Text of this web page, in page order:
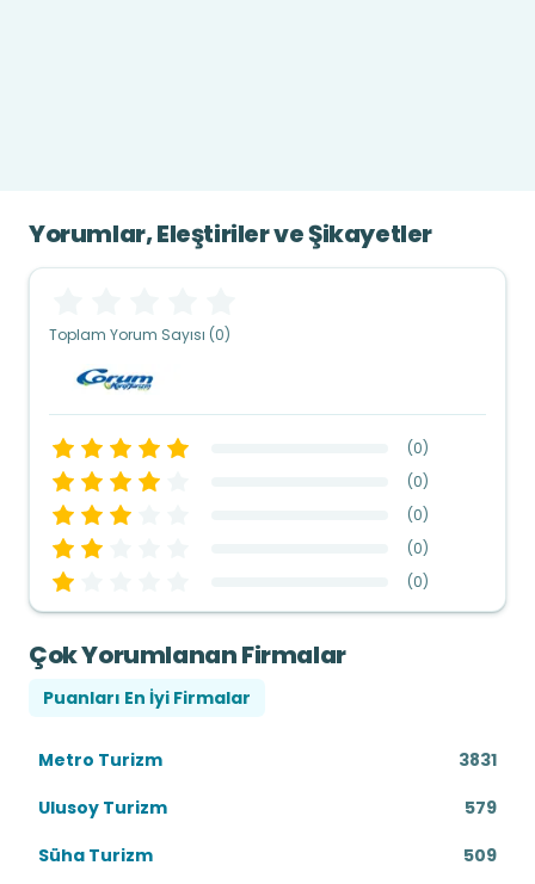
Yorumlar, Eleştiriler ve Şikayetler
Toplam Yorum Sayısı (0)
(0)
(0)
(0)
(0)
(0)
Çok Yorumlanan Firmalar
Puanları En İyi Firmalar
Metro Turizm
3831
Ulusoy Turizm
579
Süha Turizm
509